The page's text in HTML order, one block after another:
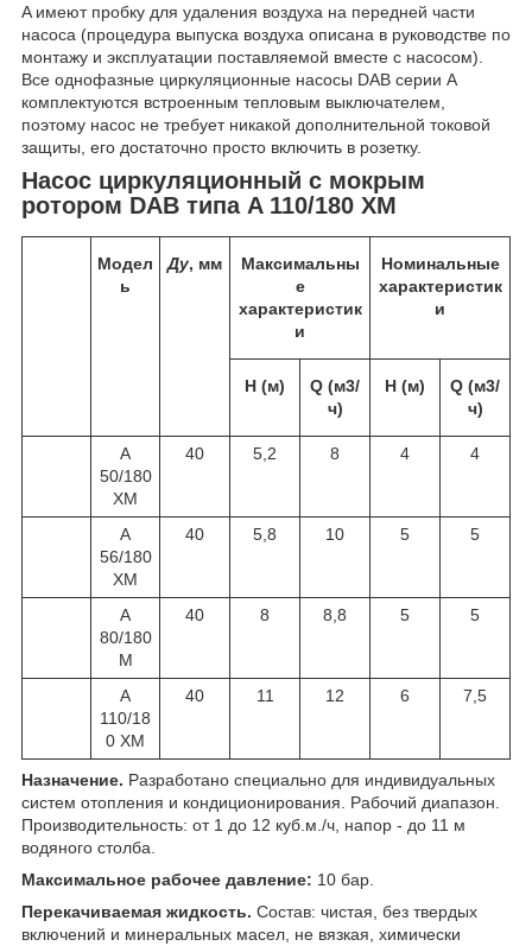
A имеют пробку для удаления воздуха на передней части
насоса (процедура выпуска воздуха описана в руководстве по
монтажу и эксплуатации поставляемой вместе с насосом).
Все однофазные циркуляционные насосы DAB серии A
комплектуются встроенным тепловым выключателем,
поэтому насос не требует никакой дополнительной токовой
защиты, его достаточно просто включить в розетку.
Насос циркуляционный с мокрым
ротором DAB типа A 110/180 ХM
Модел
ь
Ду, мм
Максимальны
е
характеристик
и
Номинальные
характеристик
и
Н (м)
Q (м3/
ч)
Н (м)
Q (м3/
ч)
A
50/180
XM
40 5,2 8 4 4
A
56/180
XM
40 5,8 10 5 5
A
80/180
M
40 8 8,8 5 5
A
110/18
0 XM
40 11 12 6 7,5
Назначение. Разработано специально для индивидуальных
систем отопления и кондиционирования. Рабочий диапазон.
Производительность: от 1 до 12 куб.м./ч, напор - до 11 м
водяного столба.
Максимальное рабочее давление: 10 бар.
Перекачиваемая жидкость. Состав: чистая, без твердых
включений и минеральных масел, не вязкая, химически